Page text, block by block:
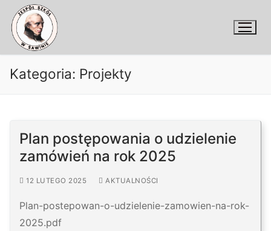
Przejdź
treści
Kategoria: Projekty
Plan postępowania o udzielenie
zamówień na rok 2025
12 LUTEGO 2025 AKTUALNOŚCI
Plan-postepowan-o-udzielenie-zamowien-na-rok-
2025.pdf